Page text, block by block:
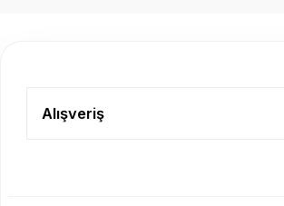
Ürün açıklamasında eksik bilgiler bulunuyor.
Alışveriş